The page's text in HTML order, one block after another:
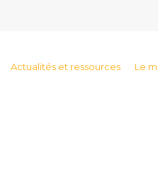
Actualités et ressources Le